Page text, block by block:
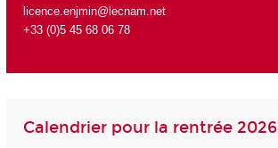
licence.enjmin@lecnam.net
+33 (0)5 45 68 06 78
Calendrier pour la rentrée 2026